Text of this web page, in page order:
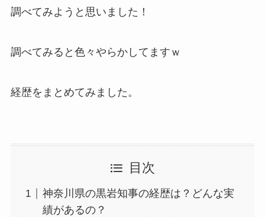
調べてみようと思いました！
調べてみると色々やらかしてますｗ
経歴をまとめてみました。
目次
神奈川県の黒岩知事の経歴は？どんな実
績があるの？